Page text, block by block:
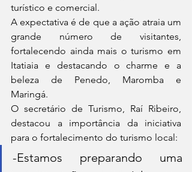
turístico e comercial.
A expectativa é de que a ação atraia um
grande número de visitantes,
fortalecendo ainda mais o turismo em
Itatiaia e destacando o charme e a
beleza de Penedo, Maromba e
Maringá.
O secretário de Turismo, Raí Ribeiro,
destacou a importância da iniciativa
para o fortalecimento do turismo local:
-Estamos preparando uma